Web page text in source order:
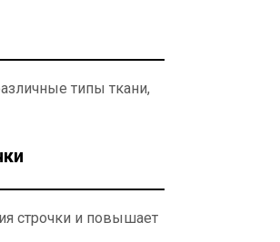
типы ткани,
строчки и повышает